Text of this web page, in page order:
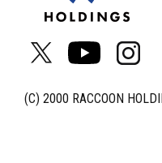
(C) 2000 RACCOON